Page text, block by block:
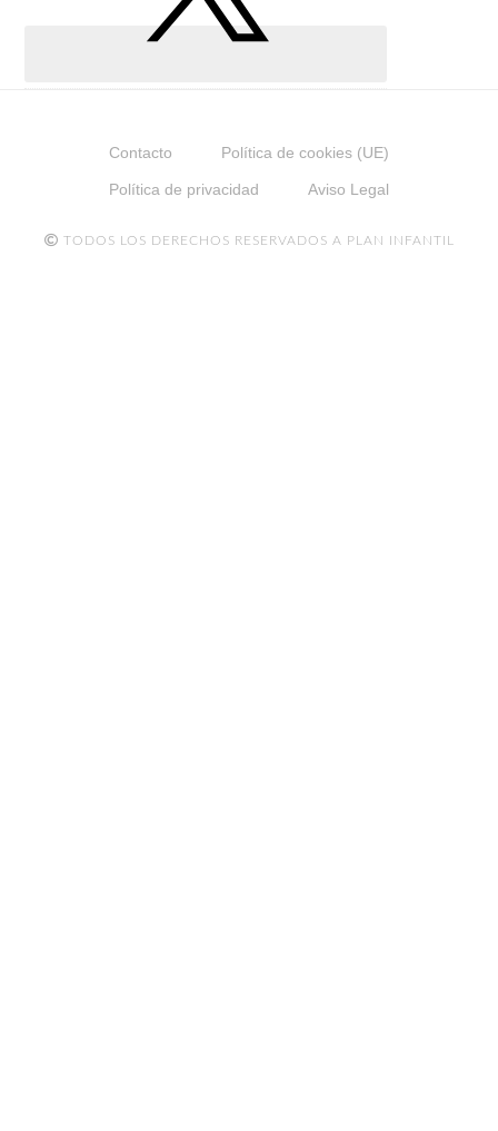
Contacto Política de cookies (UE)
Política de privacidad Aviso Legal
TODOS LOS DERECHOS RESERVADOS A PLAN INFANTIL